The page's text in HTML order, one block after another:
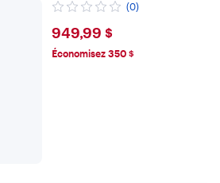
(0)
$949.99
949,99 $
Économisez 350 $